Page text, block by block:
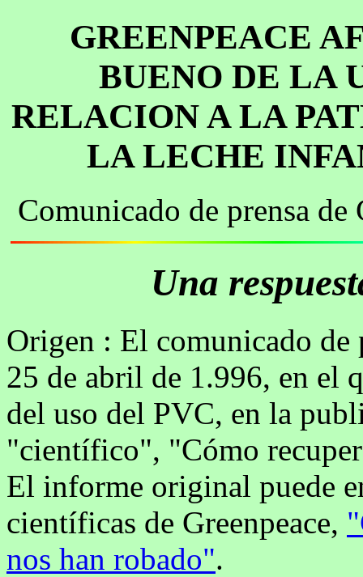
GREENPEACE
BUENO DE LA
RELACION A LA
LA LECHE
Comunicado de prensa
Una
Origen : El comunicado de
25 de abril de 1.996, en el
del uso del PVC, en la
"científico", "Cómo
El informe original puede
científicas de Greenpeace,
nos han robado".